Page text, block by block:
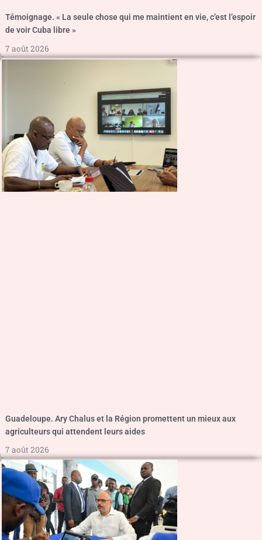
Témoignage. « La seule chose qui me maintient en vie, c’est l’espoir
de voir Cuba libre »
7 août 2026
Guadeloupe. Ary Chalus et la Région promettent un mieux aux
agriculteurs qui attendent leurs aides
7 août 2026